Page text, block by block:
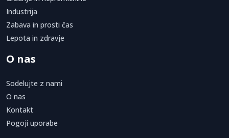
Industrija
Zabava in prosti čas
Lepota in zdravje
O nas
Sodelujte z nami
O nas
Kontakt
Pogoji uporabe